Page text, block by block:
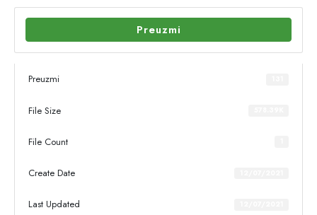
Preuzmi
Preuzmi
File Size
File Count
Create Date
Last Updated